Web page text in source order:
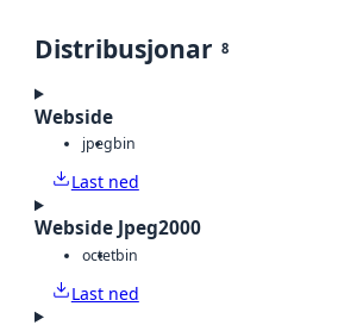
Distribusjonar 8
Webside
jpegbin
Last ned
Webside Jpeg2000
octetbin
Last ned